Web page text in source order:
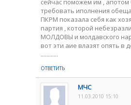
сейчас поможем им , апотом
требовать иполнения
ПКРМ показала себя как
партия , которой
МОЛДОВЫ и молдавского
вот эти аие влазят опять в
............
ОТВЕТИТЬ
МЧС
11.03.2010 15:10